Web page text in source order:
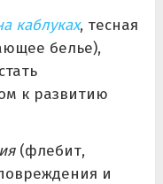
каблуках, тесная
белье),
к развитию
(флебит,
и